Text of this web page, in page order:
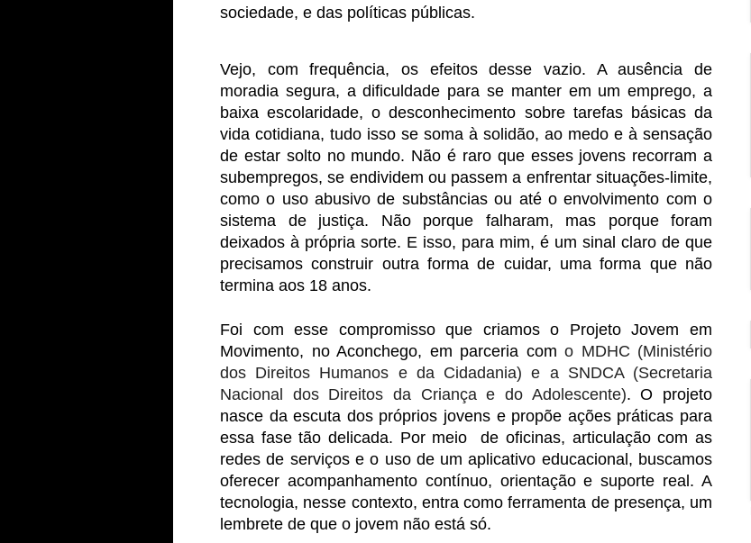
sociedade, e das políticas públicas.
Vejo, com frequência, os efeitos desse vazio. A ausência de
moradia segura, a dificuldade para se manter em um emprego, a
baixa escolaridade, o desconhecimento sobre tarefas básicas da
vida cotidiana, tudo isso se soma à solidão, ao medo e à sensação
de estar solto no mundo. Não é raro que esses jovens recorram a
subempregos, se endividem ou passem a enfrentar situações-limite,
como o uso abusivo de substâncias ou até o envolvimento com o
sistema de justiça. Não porque falharam, mas porque foram
deixados à própria sorte. E isso, para mim, é um sinal claro de que
precisamos construir outra forma de cuidar, uma forma que não
termina aos 18 anos.
Foi com esse compromisso que criamos o Projeto Jovem em
Movimento, no Aconchego, em parceria com o MDHC (Ministério
dos Direitos Humanos e da Cidadania) e a SNDCA (Secretaria
Nacional dos Direitos da Criança e do Adolescente). O projeto
nasce da escuta dos próprios jovens e propõe ações práticas para
essa fase tão delicada. Por meio de oficinas, articulação com as
redes de serviços e o uso de um aplicativo educacional, buscamos
oferecer acompanhamento contínuo, orientação e suporte real. A
tecnologia, nesse contexto, entra como ferramenta de presença, um
lembrete de que o jovem não está só.